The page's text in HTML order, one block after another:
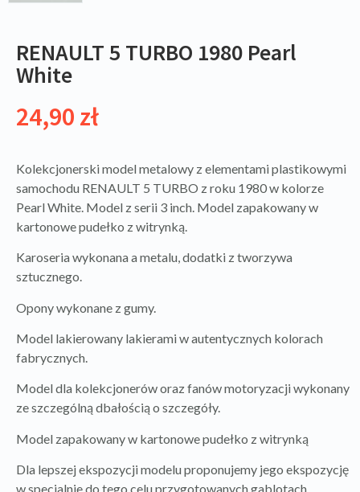
RENAULT 5 TURBO 1980 Pearl
White
24,90 zł
Kolekcjonerski model metalowy z elementami plastikowymi
samochodu RENAULT 5 TURBO z roku 1980 w kolorze
Pearl White. Model z serii 3 inch. Model zapakowany w
kartonowe pudełko z witrynką.
Karoseria wykonana a metalu, dodatki z tworzywa
sztucznego.
Opony wykonane z gumy.
Model lakierowany lakierami w autentycznych kolorach
fabrycznych.
Model dla kolekcjonerów oraz fanów motoryzacji wykonany
ze szczególną dbałością o szczegóły.
Model zapakowany w kartonowe pudełko z witrynką
Dla lepszej ekspozycji modelu proponujemy jego ekspozycję
w specjalnie do tego celu przygotowanych gablotach